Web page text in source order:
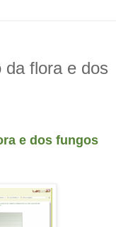
da flora e dos
e dos fungos